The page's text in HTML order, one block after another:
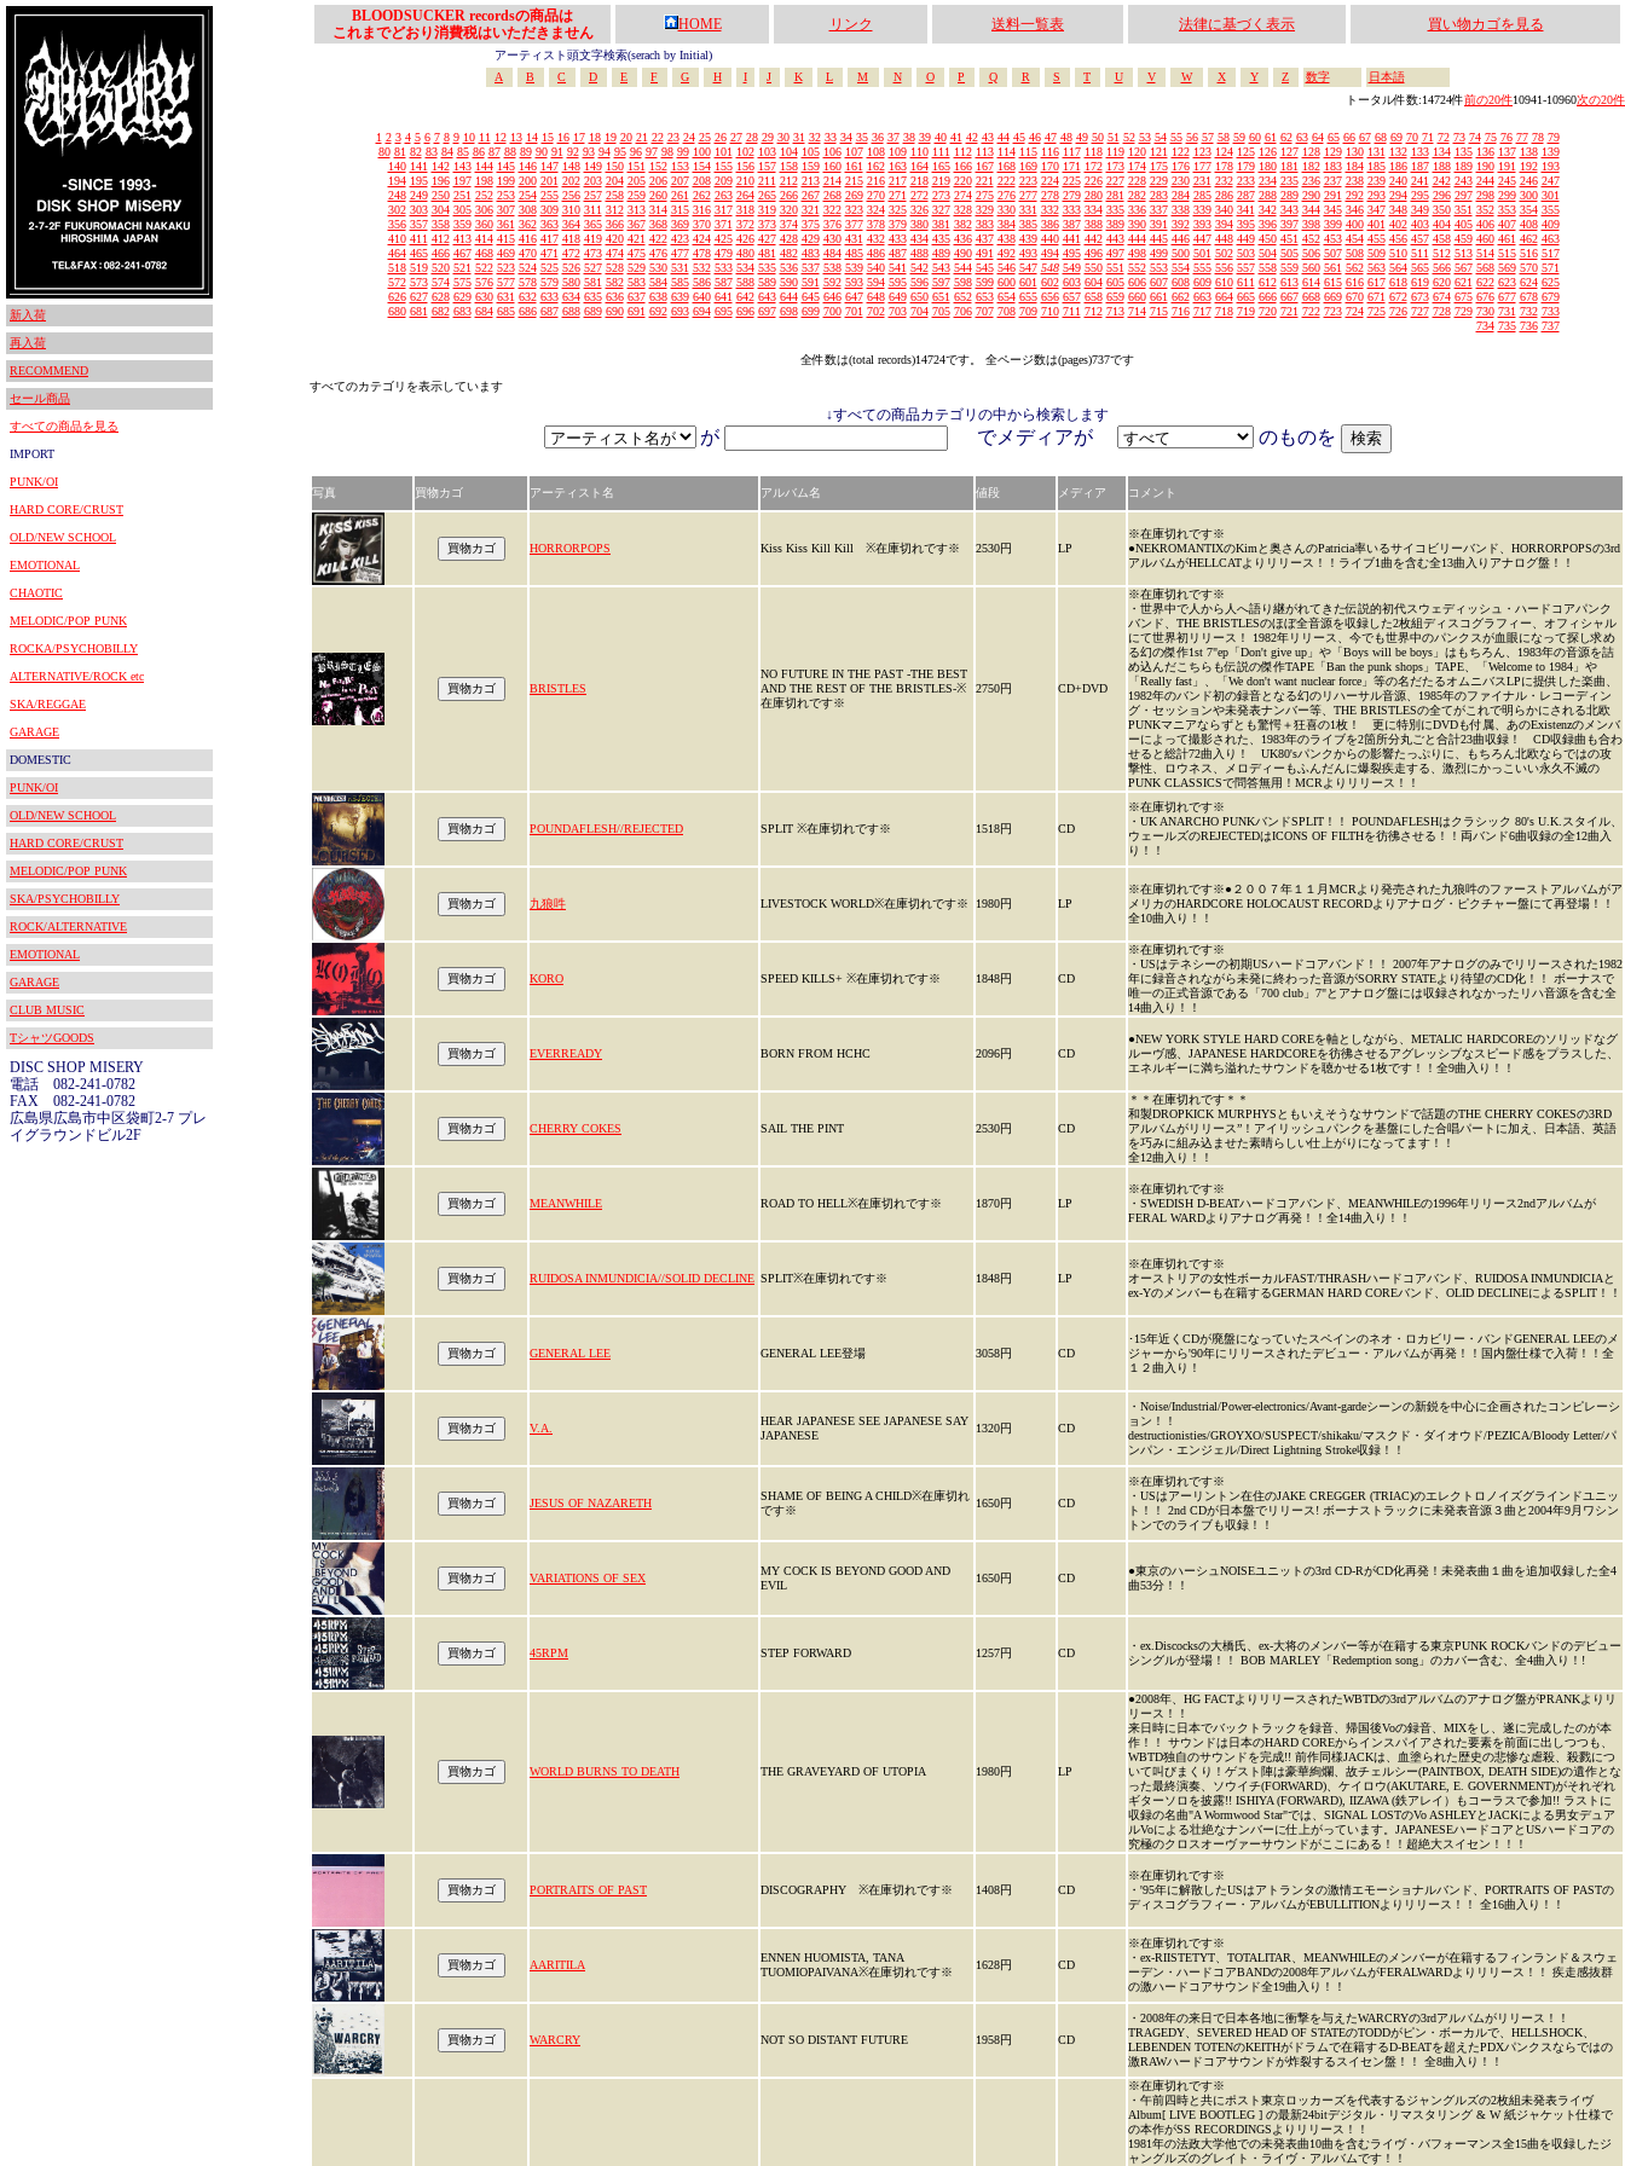
新入荷
再入荷
RECOMMEND
セール商品
すべての商品を見る
IMPORT
PUNK/OI
HARD CORE/CRUST
OLD/NEW SCHOOL
EMOTIONAL
CHAOTIC
MELODIC/POP PUNK
ROCKA/PSYCHOBILLY
ALTERNATIVE/ROCK etc
SKA/REGGAE
GARAGE
DOMESTIC
PUNK/OI
OLD/NEW SCHOOL
HARD CORE/CRUST
MELODIC/POP PUNK
SKA/PSYCHOBILLY
ROCK/ALTERNATIVE
EMOTIONAL
GARAGE
CLUB MUSIC
TシャツGOODS
DISC SHOP MISERY
電話 082-241-0782
FAX 082-241-0782
広島県広島市中区袋町2-7 プレ
イグラウンドビル2F
BLOODSUCKER recordsの商品は
これまでどおり消費税はいただきません
HOME リンク 送料一覧表 法律に基づく表示 買い物カゴを見る
アーティスト頭文字検索(serach by Initial)
A
B C D E F G H I J K L M N O P Q R S T U V W X Y Z 数字
日本語
トータル件数:14724件前の20件10941-10960次の20件
1 2 3 4 5 6 7 8 9 10 11 12 13 14 15 16 17 18 19 20 21 22 23 24 25 26 27 28 29 30 31 32 33 34 35 36 37 38 39 40 41 42 43 44 45 46 47 48 49 50 51 52 53 54 55 56 57 58 59 60 61 62 63 64 65 66 67 68 69 70 71 72 73 74 75 76 77 78 79
80 81 82 83 84 85 86 87 88 89 90 91 92 93 94 95 96 97 98 99 100 101 102 103 104 105 106 107 108 109 110 111 112 113 114 115 116 117 118 119 120 121 122 123 124 125 126 127 128 129 130 131 132 133 134 135 136 137 138 139
140 141 142 143 144 145 146 147 148 149 150 151 152 153 154 155 156 157 158 159 160 161 162 163 164 165 166 167 168 169 170 171 172 173 174 175 176 177 178 179 180 181 182 183 184 185 186 187 188 189 190 191 192 193
194 195 196 197 198 199 200 201 202 203 204 205 206 207 208 209 210 211 212 213 214 215 216 217 218 219 220 221 222 223 224 225 226 227 228 229 230 231 232 233 234 235 236 237 238 239 240 241 242 243 244 245 246 247
248 249 250 251 252 253 254 255 256 257 258 259 260 261 262 263 264 265 266 267 268 269 270 271 272 273 274 275 276 277 278 279 280 281 282 283 284 285 286 287 288 289 290 291 292 293 294 295 296 297 298 299 300 301
302 303 304 305 306 307 308 309 310 311 312 313 314 315 316 317 318 319 320 321 322 323 324 325 326 327 328 329 330 331 332 333 334 335 336 337 338 339 340 341 342 343 344 345 346 347 348 349 350 351 352 353 354 355
356 357 358 359 360 361 362 363 364 365 366 367 368 369 370 371 372 373 374 375 376 377 378 379 380 381 382 383 384 385 386 387 388 389 390 391 392 393 394 395 396 397 398 399 400 401 402 403 404 405 406 407 408 409
410 411 412 413 414 415 416 417 418 419 420 421 422 423 424 425 426 427 428 429 430 431 432 433 434 435 436 437 438 439 440 441 442 443 444 445 446 447 448 449 450 451 452 453 454 455 456 457 458 459 460 461 462 463
464 465 466 467 468 469 470 471 472 473 474 475 476 477 478 479 480 481 482 483 484 485 486 487 488 489 490 491 492 493 494 495 496 497 498 499 500 501 502 503 504 505 506 507 508 509 510 511 512 513 514 515 516 517
518 519 520 521 522 523 524 525 526 527 528 529 530 531 532 533 534 535 536 537 538 539 540 541 542 543 544 545 546 547 548 549 550 551 552 553 554 555 556 557 558 559 560 561 562 563 564 565 566 567 568 569 570 571
572 573 574 575 576 577 578 579 580 581 582 583 584 585 586 587 588 589 590 591 592 593 594 595 596 597 598 599 600 601 602 603 604 605 606 607 608 609 610 611 612 613 614 615 616 617 618 619 620 621 622 623 624 625
626 627 628 629 630 631 632 633 634 635 636 637 638 639 640 641 642 643 644 645 646 647 648 649 650 651 652 653 654 655 656 657 658 659 660 661 662 663 664 665 666 667 668 669 670 671 672 673 674 675 676 677 678 679
680 681 682 683 684 685 686 687 688 689 690 691 692 693 694 695 696 697 698 699 700 701 702 703 704 705 706 707 708 709 710 711 712 713 714 715 716 717 718 719 720 721 722 723 724 725 726 727 728 729 730 731 732 733
734 735 736 737
全件数は(total records)14724です。 全ページ数は(pages)737です
すべてのカテゴリを表示しています
↓すべての商品カテゴリの中から検索します
が でメディアが のものを
写真 買物カゴ アーティスト名 アルバム名 値段 メディア コメント
HORRORPOPS Kiss Kiss Kill Kill ※在庫切れです※ 2530円 LP
※在庫切れです※
●NEKROMANTIXのKimと奥さんのPatricia率いるサイコビリーバンド、HORRORPOPSの3rd
アルバムがHELLCATよりリリース！！ライブ1曲を含む全13曲入りアナログ盤！！
BRISTLES
NO FUTURE IN THE PAST -THE BEST
AND THE REST OF THE BRISTLES-※
在庫切れです※
2750円 CD+DVD
※在庫切れです※
・世界中で人から人へ語り継がれてきた伝説的初代スウェディッシュ・ハードコアパンク
バンド、THE BRISTLESのほぼ全音源を収録した2枚組ディスコグラフィー、オフィシャル
にて世界初リリース！ 1982年リリース、今でも世界中のパンクスが血眼になって探し求め
る幻の傑作1st 7"ep「Don't give up」や「Boys will be boys」はもちろん、1983年の音源を詰
め込んだこちらも伝説の傑作TAPE「Ban the punk shops」TAPE、「Welcome to 1984」や
「Really fast」、「We don't want nuclear force」等の名だたるオムニバスLPに提供した楽曲、
1982年のバンド初の録音となる幻のリハーサル音源、1985年のファイナル・レコーディン
グ・セッションや未発表ナンバー等、THE BRISTLESの全てがこれで明らかにされる北欧
PUNKマニアならずとも驚愕＋狂喜の1枚！ 更に特別にDVDも付属、あのExistenzのメンバ
ーによって撮影された、1983年のライブを2箇所分丸ごと合計23曲収録！ CD収録曲も合わ
せると総計72曲入り！ UK80'sパンクからの影響たっぷりに、もちろん北欧ならではの攻
撃性、ロウネス、メロディーもふんだんに爆裂疾走する、激烈にかっこいい永久不滅の
PUNK CLASSICSで問答無用！MCRよりリリース！！
POUNDAFLESH//REJECTED SPLIT ※在庫切れです※ 1518円 CD
※在庫切れです※
・UK ANARCHO PUNKバンドSPLIT！！ POUNDAFLESHはクラシック 80's U.K.スタイル、
ウェールズのREJECTEDはICONS OF FILTHを彷彿させる！！両バンド6曲収録の全12曲入
り！！
九狼吽 LIVESTOCK WORLD※在庫切れです※ 1980円 LP
※在庫切れです※●２００７年１１月MCRより発売された九狼吽のファーストアルバムがア
メリカのHARDCORE HOLOCAUST RECORDよりアナログ・ピクチャー盤にて再登場！！
全10曲入り！！
KORO SPEED KILLS+ ※在庫切れです※ 1848円 CD
※在庫切れです※
・USはテネシーの初期USハードコアバンド！！ 2007年アナログのみでリリースされた1982
年に録音されながら未発に終わった音源がSORRY STATEより待望のCD化！！ ボーナスで
唯一の正式音源である「700 club」7"とアナログ盤には収録されなかったリハ音源を含む全
14曲入り！！
EVERREADY BORN FROM HCHC 2096円 CD
●NEW YORK STYLE HARD COREを軸としながら、METALIC HARDCOREのソリッドなグ
ルーヴ感、JAPANESE HARDCOREを彷彿させるアグレッシブなスピード感をプラスした、
エネルギーに満ち溢れたサウンドを聴かせる1枚です！！全9曲入り！！
CHERRY COKES SAIL THE PINT 2530円 CD
＊＊在庫切れです＊＊
和製DROPKICK MURPHYSともいえそうなサウンドで話題のTHE CHERRY COKESの3RD
アルバムがリリース”！アイリッシュパンクを基盤にした合唱パートに加え、日本語、英語
を巧みに組み込ませた素晴らしい仕上がりになってます！！
全12曲入り！！
MEANWHILE ROAD TO HELL※在庫切れです※ 1870円 LP
※在庫切れです※
・SWEDISH D-BEATハードコアバンド、MEANWHILEの1996年リリース2ndアルバムが
FERAL WARDよりアナログ再発！！全14曲入り！！
RUIDOSA INMUNDICIA//SOLID DECLINE SPLIT※在庫切れです※ 1848円 LP
※在庫切れです※
オーストリアの女性ボーカルFAST/THRASHハードコアバンド、RUIDOSA INMUNDICIAと
ex-Yのメンバーも在籍するGERMAN HARD COREバンド、OLID DECLINEによるSPLIT！！
GENERAL LEE GENERAL LEE登場 3058円 CD
･15年近くCDが廃盤になっていたスペインのネオ・ロカビリー・バンドGENERAL LEEのメ
ジャーから'90年にリリースされたデビュー・アルバムが再発！！国内盤仕様で入荷！！全
１２曲入り！
V.A.
HEAR JAPANESE SEE JAPANESE SAY
JAPANESE
1320円 CD
・Noise/Industrial/Power-electronics/Avant-gardeシーンの新鋭を中心に企画されたコンピレーシ
ョン！！
destructionisties/GROYXO/SUSPECT/shikaku/マスクド・ダイオウド/PEZICA/Bloody Letter/パ
ンパン・エンジェル/Direct Lightning Stroke収録！！
JESUS OF NAZARETH
SHAME OF BEING A CHILD※在庫切れ
です※
1650円 CD
※在庫切れです※
・USはアーリントン在住のJAKE CREGGER (TRIAC)のエレクトロノイズグラインドユニッ
ト！！ 2nd CDが日本盤でリリース! ボーナストラックに未発表音源３曲と2004年9月ワシン
トンでのライブも収録！！
VARIATIONS OF SEX
MY COCK IS BEYOND GOOD AND
EVIL
1650円 CD
●東京のハーシュNOISEユニットの3rd CD-RがCD化再発！未発表曲１曲を追加収録した全4
曲53分！！
45RPM STEP FORWARD 1257円 CD
・ex.Discocksの大橋氏、ex-大将のメンバー等が在籍する東京PUNK ROCKバンドのデビュー
シングルが登場！！ BOB MARLEY「Redemption song」のカバー含む、全4曲入り！!
WORLD BURNS TO DEATH THE GRAVEYARD OF UTOPIA 1980円 LP
●2008年、HG FACTよりリリースされたWBTDの3rdアルバムのアナログ盤がPRANKよりリ
リース！！
来日時に日本でバックトラックを録音、帰国後Voの録音、MIXをし、遂に完成したのが本
作！！ サウンドは日本のHARD COREからインスパイアされた要素を前面に出しつつも、
WBTD独自のサウンドを完成!! 前作同様JACKは、血塗られた歴史の悲惨な虐殺、殺戮につ
いて叫びまくり！ゲスト陣は豪華絢爛、故チェルシー(PAINTBOX, DEATH SIDE)の遺作とな
った最終演奏、ソウイチ(FORWARD)、ケイロウ(AKUTARE, E. GOVERNMENT)がそれぞれ
ギターソロを披露!! ISHIYA (FORWARD), IIZAWA (鉄アレイ）もコーラスで参加!! ラストに
収録の名曲"A Wormwood Star"では、SIGNAL LOSTのVo ASHLEYとJACKによる男女デュア
ルVoによる壮絶なナンバーに仕上がっています。JAPANESEハードコアとUSハードコアの
究極のクロスオーヴァーサウンドがここにある！！超絶大スイセン！！！
PORTRAITS OF PAST DISCOGRAPHY ※在庫切れです※ 1408円 CD
※在庫切れです※
・'95年に解散したUSはアトランタの激情エモーショナルバンド、PORTRAITS OF PASTの
ディスコグラフィー・アルバムがEBULLITIONよりリリース！！ 全16曲入り！！
AARITILA
ENNEN HUOMISTA, TANA
TUOMIOPAIVANA※在庫切れです※
1628円 CD
※在庫切れです※
・ex-RIISTETYT、TOTALITAR、MEANWHILEのメンバーが在籍するフィンランド＆スウェ
ーデン・ハードコアBANDの2008年アルバムがFERALWARDよりリリース！！ 疾走感抜群
の激ハードコアサウンド全19曲入り！！
WARCRY NOT SO DISTANT FUTURE 1958円 CD
・2008年の来日で日本各地に衝撃を与えたWARCRYの3rdアルバムがリリース！！
TRAGEDY、SEVERED HEAD OF STATEのTODDがピン・ボーカルで、HELLSHOCK、
LEBENDEN TOTENのKEITHがドラムで在籍するD-BEATを超えたPDXパンクスならではの
激RAWハードコアサウンドが炸裂するスイセン盤！！ 全8曲入り！！
※在庫切れです※
・午前四時と共にポスト東京ロッカーズを代表するジャングルズの2枚組未発表ライヴ
Album[ LIVE BOOTLEG ] の最新24bitデジタル・リマスタリング & W 紙ジャケット仕様で
の本作がSS RECORDINGSよりリリース！！
1981年の法政大学他での未発表曲10曲を含むライヴ・バフォーマンス全15曲を収録したジ
ャングルズのグレイト・ライヴ・アルバムです！！